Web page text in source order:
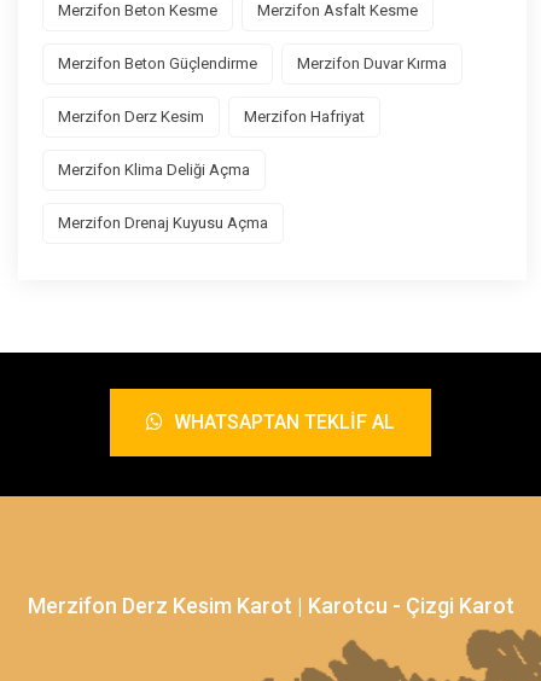
Merzifon Beton Kesme Merzifon Asfalt Kesme
Merzifon Beton Güçlendirme Merzifon Duvar Kırma
Merzifon Derz Kesim Merzifon Hafriyat
Merzifon Klima Deliği Açma
Merzifon Drenaj Kuyusu Açma
WHATSAPTAN TEKLIF AL
Merzifon Derz Kesim Karot | Karotcu - Çizgi Karot